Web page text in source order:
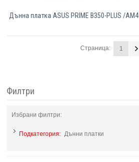
Дънна платка ASUS PRIME B350-PLUS /AM4
Страница: 1
Филтри
Избрани филтри:
Подкатегория: Дънни платки